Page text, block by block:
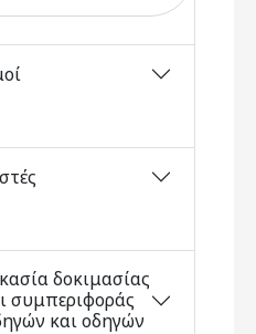
δοκιμασίας
συμπεριφοράς
και οδηγών